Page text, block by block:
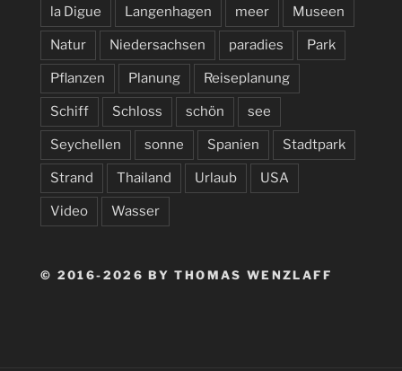
la Digue Langenhagen meer Museen
Natur Niedersachsen paradies Park
Pflanzen Planung Reiseplanung
Schiff Schloss schön see
Seychellen sonne Spanien Stadtpark
Strand Thailand Urlaub USA
Video Wasser
© 2016-2026 BY THOMAS WENZLAFF